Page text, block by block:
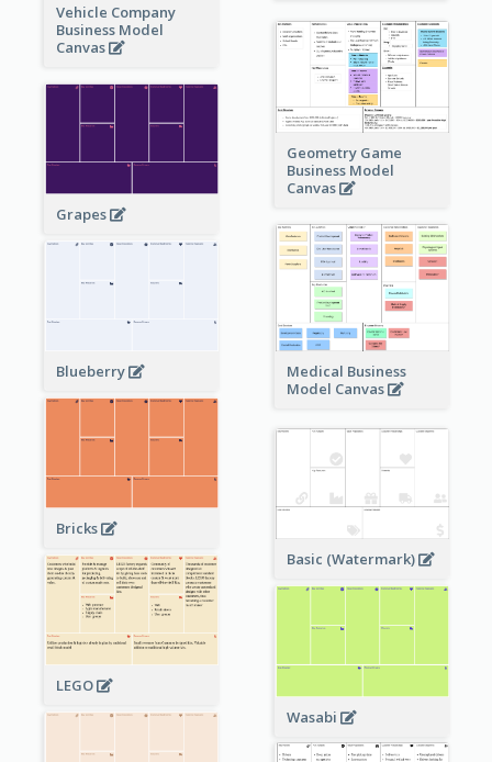
Vehicle Company
Business Model
Canvas
Geometry Game
Business Model
Canvas
Grapes
Medical Business
Model Canvas
Blueberry
Bricks
Basic (Watermark)
LEGO
Wasabi